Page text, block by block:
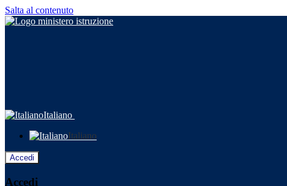
Salta al contenuto
Italiano
Italiano
Accedi
Accedi